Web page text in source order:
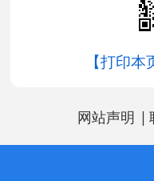
【打印本
网站声明 |